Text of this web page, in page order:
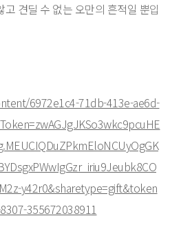
견딜 수 없는 오만의 흔적일 뿐입
6972e1c4-71db-413e-ae6d-
y42r0&sharetype=gift&token
355672038911